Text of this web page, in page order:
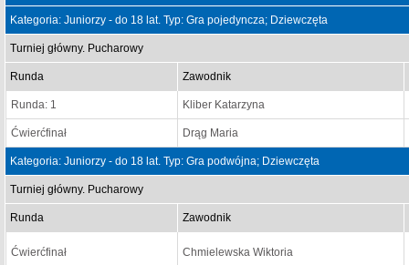
Kategoria: Juniorzy - do 18 lat. Typ: Gra pojedyncza; Dziewczęta
Turniej główny. Pucharowy
Runda Zawodnik
Runda: 1 Kliber Katarzyna
Ćwierćfinał Drąg Maria
Kategoria: Juniorzy - do 18 lat. Typ: Gra podwójna; Dziewczęta
Turniej główny. Pucharowy
Runda Zawodnik
Ćwierćfinał Chmielewska Wiktoria